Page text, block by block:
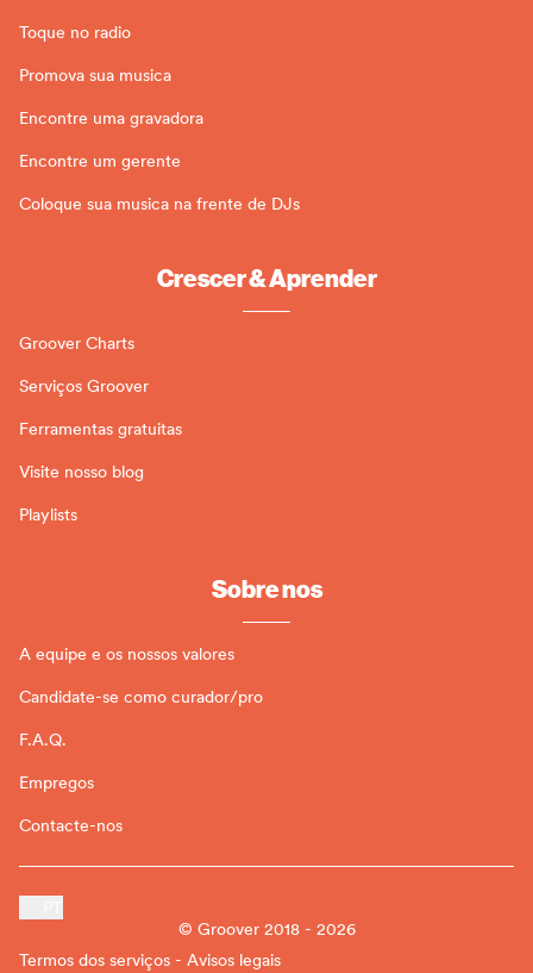
Toque no radio
Promova sua musica
Encontre uma gravadora
Encontre um gerente
Coloque sua musica na frente de DJs
Crescer & Aprender
Groover Charts
Serviços Groover
Ferramentas gratuitas
Visite nosso blog
Playlists
Sobre nos
A equipe e os nossos valores
Candidate-se como curador/pro
F.A.Q.
Empregos
Contacte-nos
© Groover 2018 - 2026
Termos dos serviços - Avisos legais